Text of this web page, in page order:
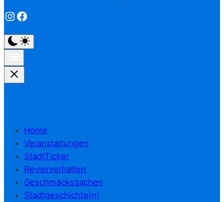
Instagram
Facebook
Home
Veranstaltungen
StadtTicker
Revierverhalten
Geschmackssachen
Stadtgeschichte(n)